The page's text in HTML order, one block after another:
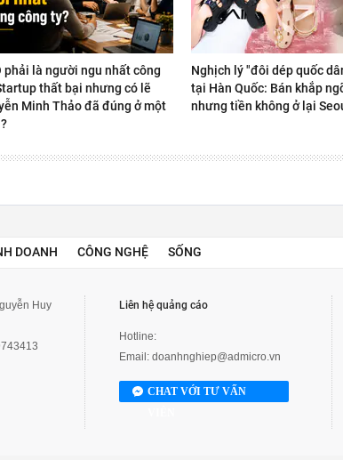
phải là người ngu nhất công
thất bại nhưng có lẽ
Minh Thảo đã đúng ở một
Nghịch lý "đôi dép quốc
tại Hàn Quốc: Bán khắp
nhưng tiền không ở lại
DOANH CÔNG NGHỆ SỐNG
Huy
Liên hệ quảng cáo
Hotline:
Email: doanhnghiep@admicro.vn
CHAT VỚI TƯ VẤN